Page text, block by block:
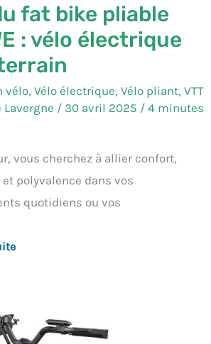
fat bike pliable
: vélo électrique
vélo, Vélo électrique, Vélo pliant, VTT
Lavergne / 30 avril 2025 / 4 minutes
vous cherchez à allier confort,
polyvalence dans vos
quotidiens ou vos